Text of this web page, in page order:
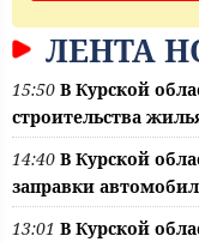
ЛЕНТА
15:50 В Курской
строительства
14:40 В Курской
заправки
13:01 В Курской